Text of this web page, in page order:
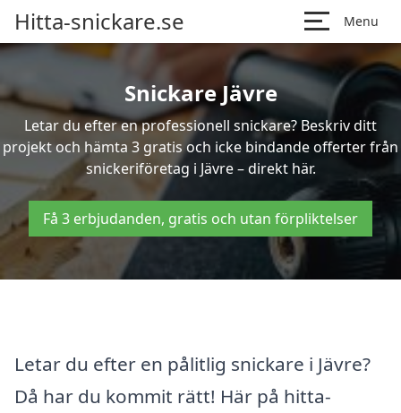
Hitta-snickare.se Menu
Snickare Jävre
Letar du efter en professionell snickare? Beskriv ditt
projekt och hämta 3 gratis och icke bindande offerter från
snickeriföretag i Jävre – direkt här.
Få 3 erbjudanden, gratis och utan förpliktelser
Letar du efter en pålitlig snickare i Jävre?
Då har du kommit rätt! Här på hitta-